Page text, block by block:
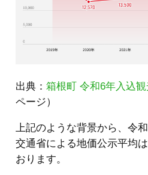
出典： 箱根町 令和6年入込
ページ）
上記のような背景から、令
交通省による地価公示平均
おります。